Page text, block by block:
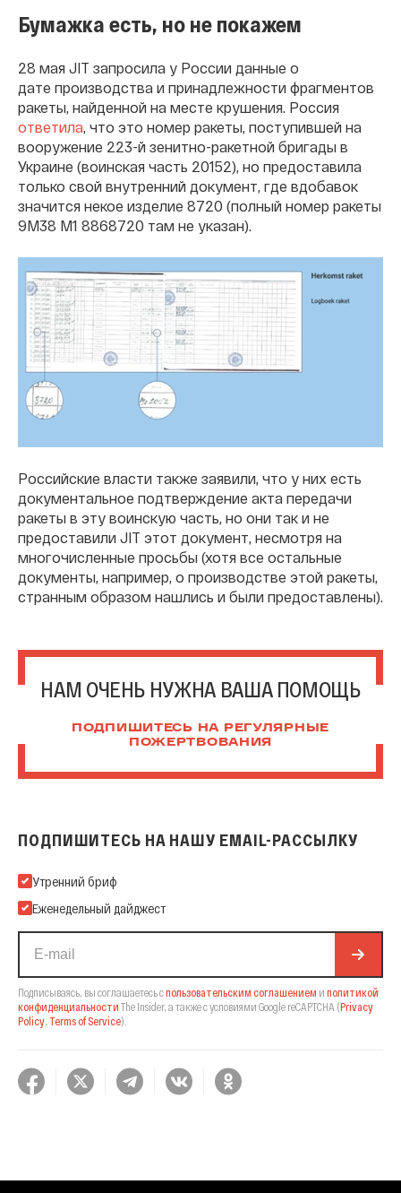
Бумажка есть, но не покажем
28 мая JIT запросила у России данные о
дате производства и принадлежности фрагментов
ракеты, найденной на месте крушения. Россия
ответила, что это номер ракеты, поступившей на
вооружение 223-й зенитно-ракетной бригады в
Украине (воинская часть 20152), но предоставила
только свой внутренний документ, где вдобавок
значится некое изделие 8720 (полный номер ракеты
9М38 M1 8868720 там не указан).
Российские власти также заявили, что у них есть
документальное подтверждение акта передачи
ракеты в эту воинскую часть, но они так и не
предоставили JIT этот документ, несмотря на
многочисленные просьбы (хотя все остальные
документы, например, о производстве этой ракеты,
странным образом нашлись и были предоставлены).
НАМ ОЧЕНЬ НУЖНА ВАША ПОМОЩЬ
ПОДПИШИТЕСЬ НА РЕГУЛЯРНЫЕ
ПОЖЕРТВОВАНИЯ
ПОДПИШИТЕСЬ НА НАШУ EMAIL-РАССЫЛКУ
Подпишитесь на нашу Email-рассылку
Утренний бриф
Еженедельный дайджест
Подписываясь, вы соглашаетесь спользовательским соглашением и политикой
конфиденциальности The Insider, а также с условиями Google reCAPTCHA (Privacy
Policy, Terms of Service).